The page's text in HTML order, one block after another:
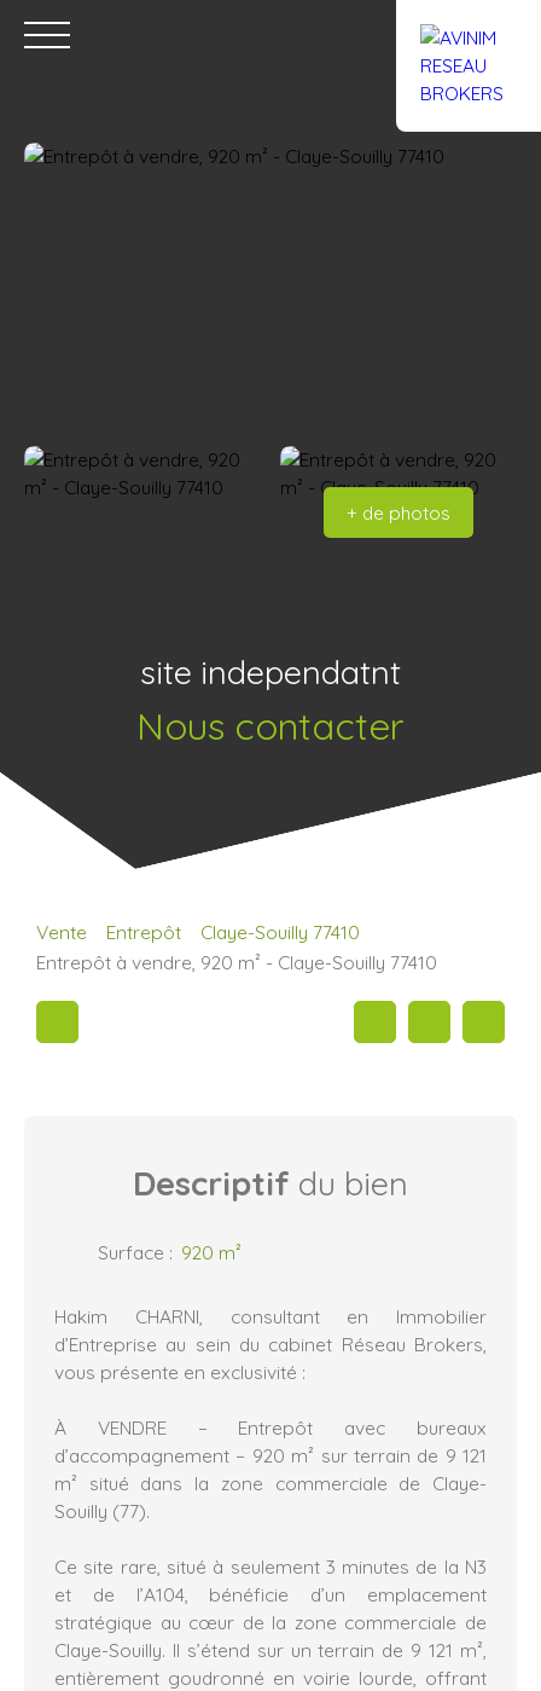
+ de photos
site independatnt
Nous contacter
Vente Entrepôt
Claye-Souilly 77410
Entrepôt à vendre, 920 m² - Claye-Souilly 77410
Descriptif du bien
Surface : 920 m²
Hakim CHARNI, consultant en Immobilier
d’Entreprise au sein du cabinet Réseau Brokers,
vous présente en exclusivité :
À VENDRE – Entrepôt avec bureaux
d’accompagnement – 920 m² sur terrain de 9 121
m² situé dans la zone commerciale de Claye-
Souilly (77).
Ce site rare, situé à seulement 3 minutes de la N3
et de l’A104, bénéficie d’un emplacement
stratégique au cœur de la zone commerciale de
Claye-Souilly. Il s’étend sur un terrain de 9 121 m²,
entièrement goudronné en voirie lourde, offrant